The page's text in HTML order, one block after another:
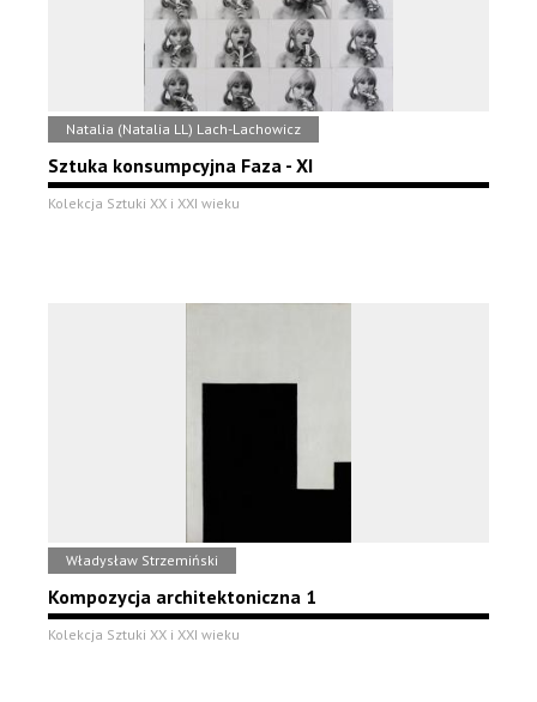
Natalia (Natalia LL) Lach-Lachowicz
Sztuka konsumpcyjna Faza - XI
Kolekcja Sztuki XX i XXI wieku
Władysław Strzemiński
Kompozycja architektoniczna 1
Kolekcja Sztuki XX i XXI wieku